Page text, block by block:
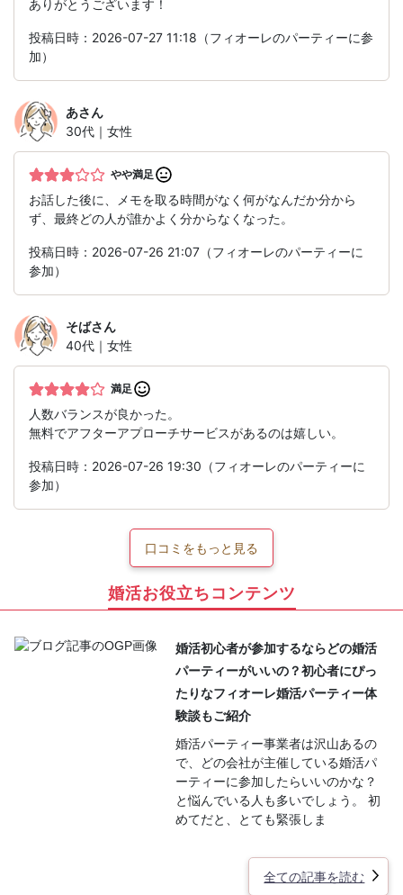
ありがとうございます！
投稿日時：2026-07-27 11:18（フィオーレのパーティーに参
加）
あさん
30代｜女性
やや満足
お話した後に、メモを取る時間がなく何がなんだか分から
ず、最終どの人が誰かよく分からなくなった。
投稿日時：2026-07-26 21:07（フィオーレのパーティーに
参加）
そばさん
40代｜女性
満足
人数バランスが良かった。
無料でアフターアプローチサービスがあるのは嬉しい。
投稿日時：2026-07-26 19:30（フィオーレのパーティーに
参加）
口コミをもっと見る
婚活お役立ちコンテンツ
婚活初心者が参加するならどの婚活
パーティーがいいの？初心者にぴっ
たりなフィオーレ婚活パーティー体
験談もご紹介
婚活パーティー事業者は沢山あるの
で、どの会社が主催している婚活パ
ーティーに参加したらいいのかな？
と悩んでいる人も多いでしょう。 初
めてだと、とても緊張しま
全ての記事を読む